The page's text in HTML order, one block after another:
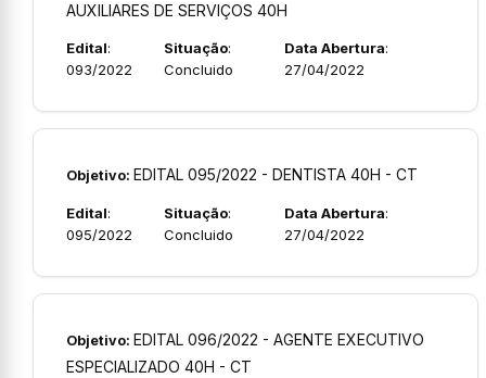
AUXILIARES DE SERVIÇOS 40H
Edital:
093/2022
Situação:
Concluido
Data Abertura:
27/04/2022
Objetivo: EDITAL 095/2022 - DENTISTA 40H - CT
Edital:
095/2022
Situação:
Concluido
Data Abertura:
27/04/2022
Objetivo: EDITAL 096/2022 - AGENTE EXECUTIVO
ESPECIALIZADO 40H - CT